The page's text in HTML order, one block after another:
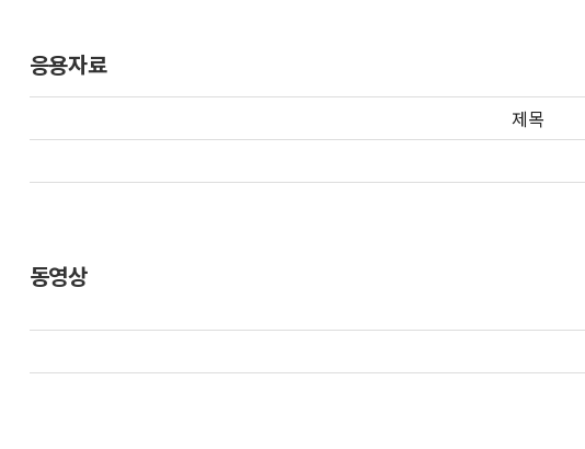
응용자료
제목
동영상